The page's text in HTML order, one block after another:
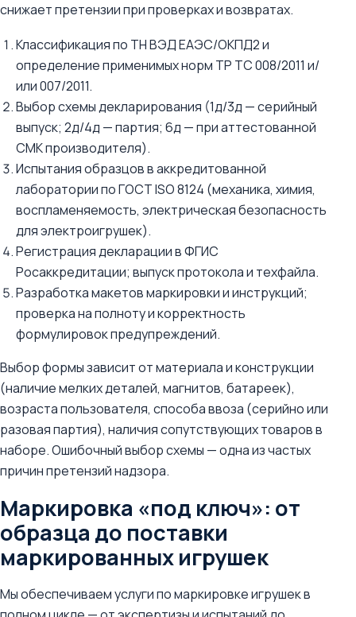
снижает претензии при проверках и возвратах.
Классификация по ТН ВЭД ЕАЭС/ОКПД2 и
определение применимых норм ТР ТС 008/2011 и/
или 007/2011.
Выбор схемы декларирования (1д/3д — серийный
выпуск; 2д/4д — партия; 6д — при аттестованной
СМК производителя).
Испытания образцов в аккредитованной
лаборатории по ГОСТ ISO 8124 (механика, химия,
воспламеняемость, электрическая безопасность
для электроигрушек).
Регистрация декларации в ФГИС
Росаккредитации; выпуск протокола и техфайла.
Разработка макетов маркировки и инструкций;
проверка на полноту и корректность
формулировок предупреждений.
Выбор формы зависит от материала и конструкции
(наличие мелких деталей, магнитов, батареек),
возраста пользователя, способа ввоза (серийно или
разовая партия), наличия сопутствующих товаров в
наборе. Ошибочный выбор схемы — одна из частых
причин претензий надзора.
Маркировка «под ключ»: от
образца до поставки
маркированных игрушек
Мы обеспечиваем услуги по маркировке игрушек в